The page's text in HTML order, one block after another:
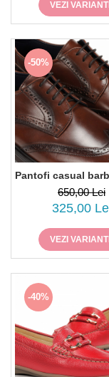
VEZI
-50%
Pantofi casual
650,00 Lei
325,00
VEZI
-40%